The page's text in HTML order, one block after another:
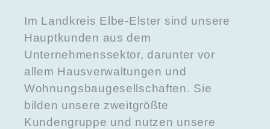
Im Landkreis Elbe-Elster sind unsere
Hauptkunden aus dem
Unternehmenssektor, darunter vor
allem Hausverwaltungen und
Wohnungsbaugesellschaften. Sie
bilden unsere zweitgrößte
Kundengruppe und nutzen unsere